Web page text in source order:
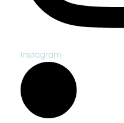
Instagram